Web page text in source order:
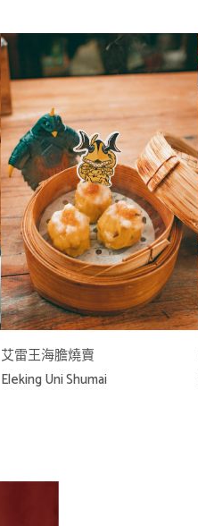
艾雷王海膽燒賣
Eleking Uni Shumai